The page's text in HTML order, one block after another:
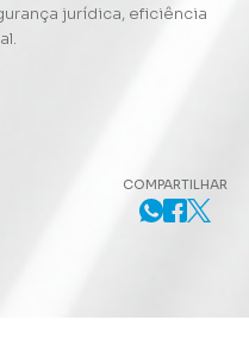
jurídica, eficiência
COMPARTILHAR